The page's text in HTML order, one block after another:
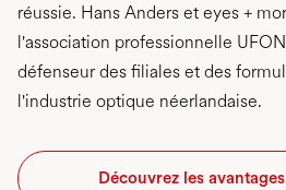
réussie. Hans Anders et eyes +
l'association professionnelle
défenseur des filiales et des
l'industrie optique néerlandaise.
Découvrez les